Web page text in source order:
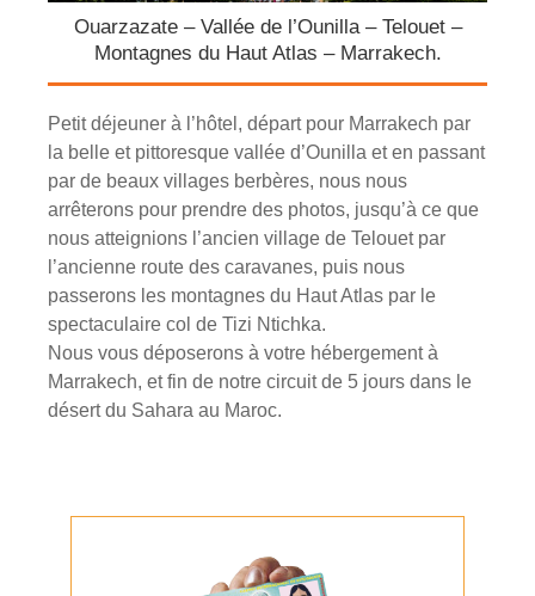
Ouarzazate – Vallée de l’Ounilla – Telouet –
Montagnes du Haut Atlas – Marrakech.
Petit déjeuner à l’hôtel, départ pour Marrakech par
la belle et pittoresque vallée d’Ounilla et en passant
par de beaux villages berbères, nous nous
arrêterons pour prendre des photos, jusqu’à ce que
nous atteignions l’ancien village de Telouet par
l’ancienne route des caravanes, puis nous
passerons les montagnes du Haut Atlas par le
spectaculaire col de Tizi Ntichka.
Nous vous déposerons à votre hébergement à
Marrakech, et fin de notre circuit de 5 jours dans le
désert du Sahara au Maroc.